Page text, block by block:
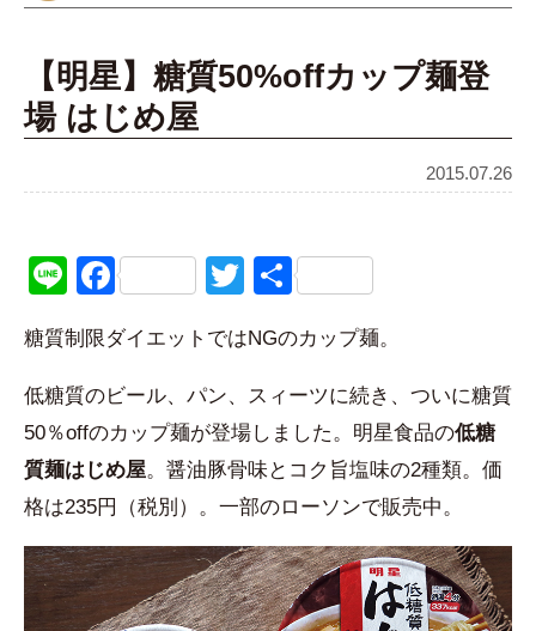
【明星】糖質50%offカップ麺登
場 はじめ屋
2015.07.26
LineFacebookTwitter
共
糖質制限ダイエットではNGのカップ麺。
低糖質のビール、パン、スィーツに続き、ついに糖質
50％offのカップ麺が登場しました。明星食品の低糖
質麺はじめ屋。醤油豚骨味とコク旨塩味の2種類。価
格は235円（税別）。一部のローソンで販売中。